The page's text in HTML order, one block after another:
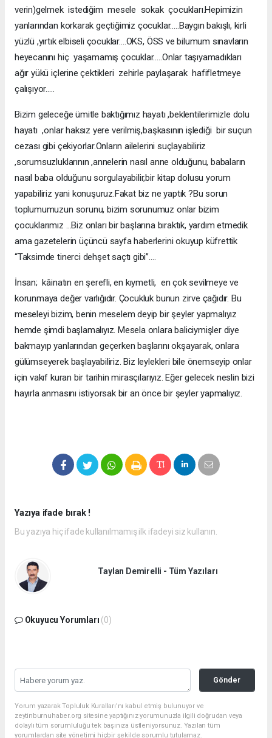
verin)gelmek istediğim mesele sokak çocukları.Hepimizin
yanlarından korkarak geçtiğimiz çocuklar…..Baygın bakışlı, kirli
yüzlü ,yırtık elbiseli çocuklar….OKS, ÖSS ve bilumum sınavların
heyecanını hiç yaşamamış çocuklar…..Onlar taşıyamadıkları
ağır yükü içlerine çektikleri zehirle paylaşarak hafifletmeye
çalışıyor…..
Bizim geleceğe ümitle baktığımız hayatı ,beklentilerimizle dolu
hayatı ,onlar haksız yere verilmiş,başkasının işlediği bir suçun
cezası gibi çekiyorlar.Onların ailelerini suçlayabiliriz
,sorumsuzluklarının ,annelerin nasıl anne olduğunu, babaların
nasıl baba olduğunu sorgulayabilir,bir kitap dolusu yorum
yapabiliriz yani konuşuruz.Fakat biz ne yaptık ?Bu sorun
toplumumuzun sorunu, bizim sorunumuz onlar bizim
çocuklarımız …Biz onları bir başlarına bıraktık, yardım etmedik
ama gazetelerin üçüncü sayfa haberlerini okuyup küfrettik
“Taksimde tinerci dehşet saçtı gibi”….
İnsan; kâinatın en şerefli, en kıymetli, en çok sevilmeye ve
korunmaya değer varlığıdır. Çocukluk bunun zirve çağıdır. Bu
meseleyi bizim, benin meselem deyip bir şeyler yapmalıyız
hemde şimdi başlamalıyız. Mesela onlara baliciymişler diye
bakmayıp yanlarından geçerken başlarını okşayarak, onlara
gülümseyerek başlayabiliriz. Biz leylekleri bile önemseyip onlar
için vakıf kuran bir tarihin mirasçılarıyız. Eğer gelecek neslin bizi
hayırla anmasını istiyorsak bir an önce bir şeyler yapmalıyız.
Yazıya ifade bırak !
Bu yazıya hiç ifade kullanılmamış ilk ifadeyi siz kullanın.
Taylan Demirelli - Tüm Yazıları
Okuyucu Yorumları (0)
Gönder
Yorum yazarak Topluluk Kuralları’nı kabul etmiş bulunuyor ve
zeytinburnuhaber.org sitesine yaptığınız yorumunuzla ilgili doğrudan veya
dolaylı tüm sorumluluğu tek başınıza üstleniyorsunuz. Yazılan tüm
yorumlardan site yönetimi hiçbir şekilde sorumlu tutulamaz.